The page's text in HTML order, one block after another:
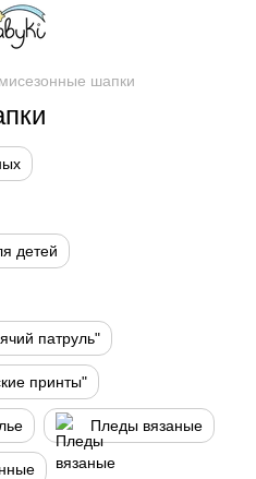
шапки
детей
патруль"
принты"
Пледы вязаные